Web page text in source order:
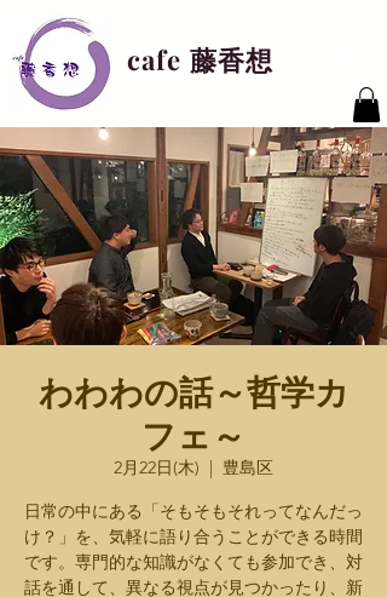
cafe 藤香想
わわわの話～哲学カ
フェ～
2月22日(木)
  |
豊島区
日常の中にある「そもそもそれってなんだっ
け？」を、気軽に語り合うことができる時間
です。専門的な知識がなくても参加でき、対
話を通して、異なる視点が見つかったり、新